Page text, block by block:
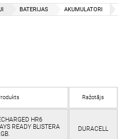
BATERIJAS AKUMULATORI
Ražotājs
HR6
READY BLISTERA
DURACELL